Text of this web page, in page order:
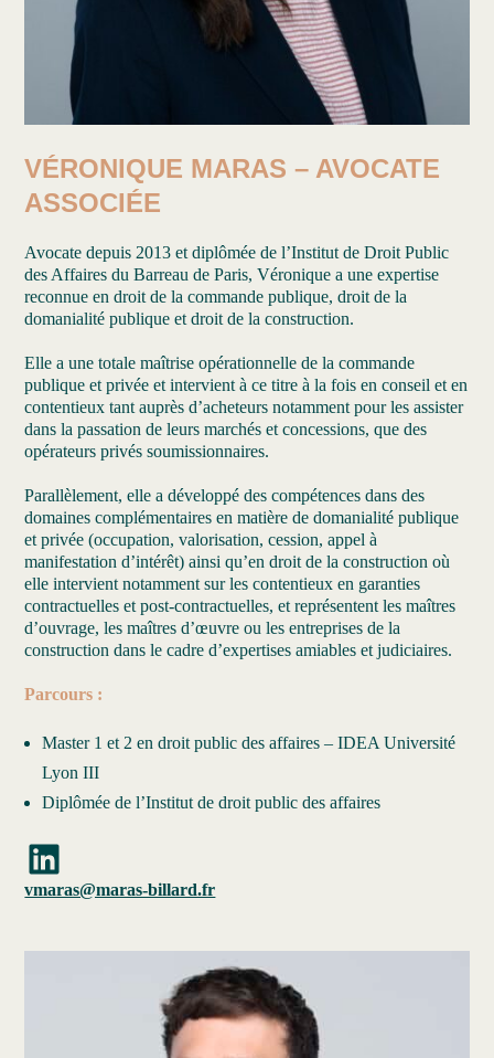
VÉRONIQUE MARAS – AVOCATE
ASSOCIÉE
Avocate depuis 2013 et diplômée de l’Institut de Droit Public
des Affaires du Barreau de Paris, Véronique a une expertise
reconnue en droit de la commande publique, droit de la
domanialité publique et droit de la construction.
Elle a une totale maîtrise opérationnelle de la commande
publique et privée et intervient à ce titre à la fois en conseil et en
contentieux tant auprès d’acheteurs notamment pour les assister
dans la passation de leurs marchés et concessions, que des
opérateurs privés soumissionnaires.
Parallèlement, elle a développé des compétences dans des
domaines complémentaires en matière de domanialité publique
et privée (occupation, valorisation, cession, appel à
manifestation d’intérêt) ainsi qu’en droit de la construction où
elle intervient notamment sur les contentieux en garanties
contractuelles et post-contractuelles, et représentent les maîtres
d’ouvrage, les maîtres d’œuvre ou les entreprises de la
construction dans le cadre d’expertises amiables et judiciaires.
Parcours :
Master 1 et 2 en droit public des affaires – IDEA Université
Lyon III
Diplômée de l’Institut de droit public des affaires
LinkedIn
vmaras@maras-billard.fr